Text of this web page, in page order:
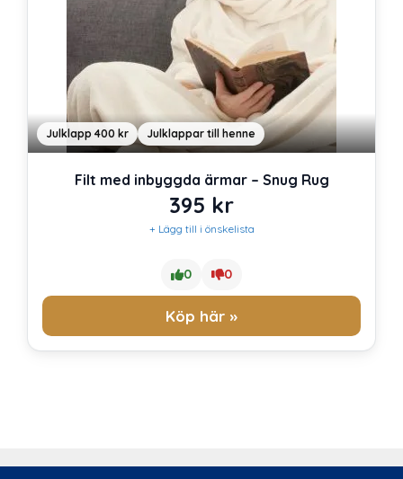
Julklapp 400 kr Julklappar till henne
Filt med inbyggda ärmar – Snug Rug
395 kr
+ Lägg till i önskelista
0 0
Köp här »